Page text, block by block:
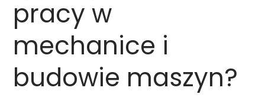
pracy w
mechanice i
budowie maszyn?